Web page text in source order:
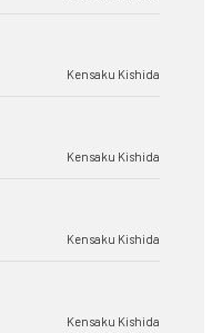
Kensaku Kishida
Kensaku Kishida
Kensaku Kishida
Kensaku Kishida